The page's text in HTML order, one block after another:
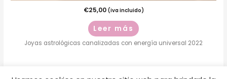
€25,00 (iva incluido)
Leer más
Joyas astrológicas canalizadas con energía universal 2022